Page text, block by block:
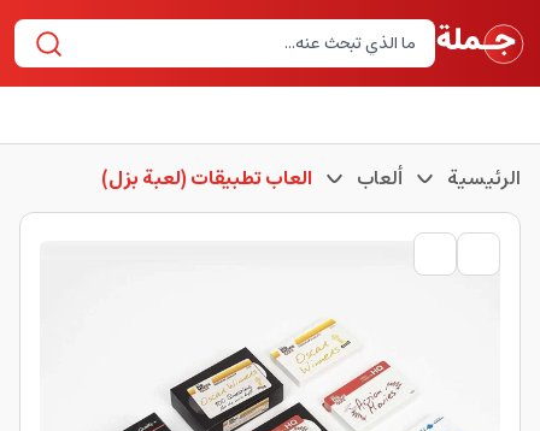
الرئيسية ألعاب العاب تطبيقات (لعبة بزل)